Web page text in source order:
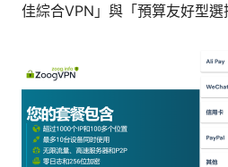
佳綜合VPN」與「預算友好型選